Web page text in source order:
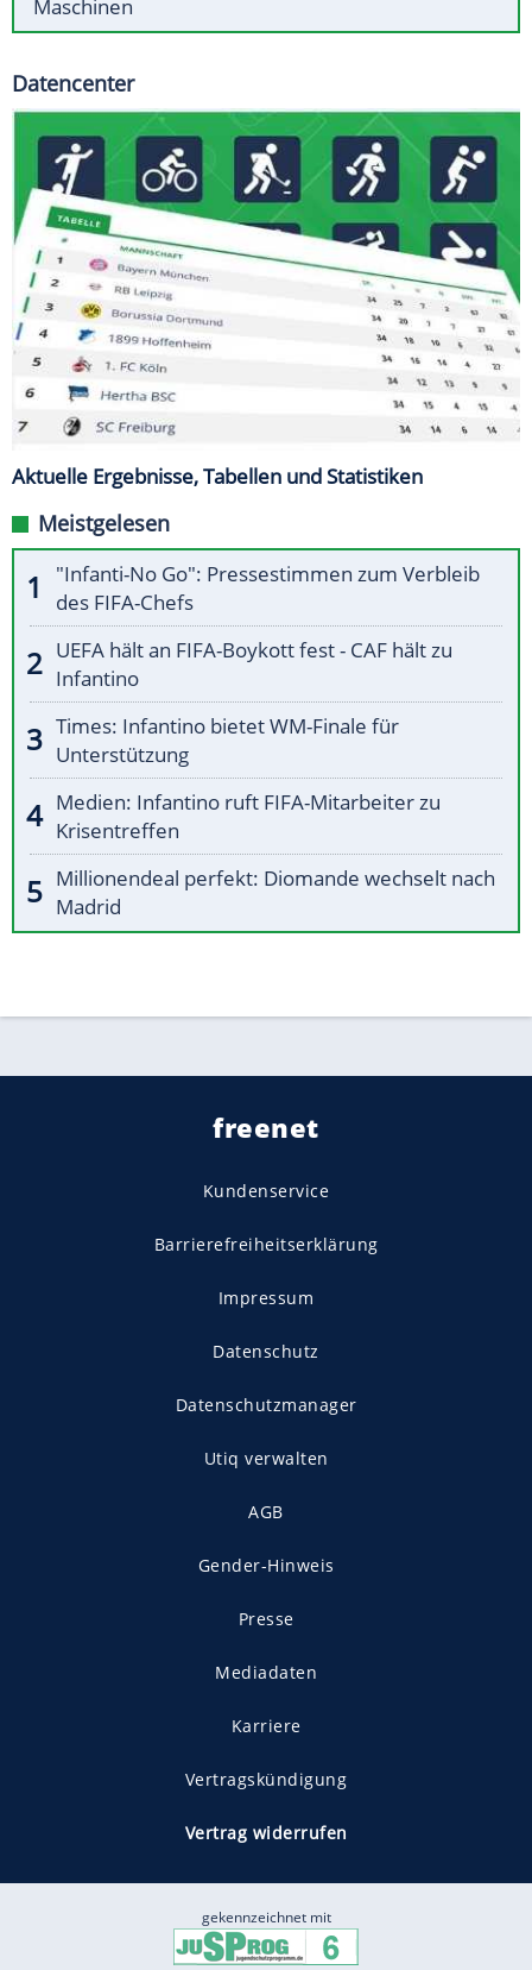
Maschinen
Datencenter
Aktuelle Ergebnisse, Tabellen und Statistiken
Meistgelesen
"Infanti-No Go": Pressestimmen zum Verbleib
des FIFA-Chefs
UEFA hält an FIFA-Boykott fest - CAF hält zu
Infantino
Times: Infantino bietet WM-Finale für
Unterstützung
Medien: Infantino ruft FIFA-Mitarbeiter zu
Krisentreffen
Millionendeal perfekt: Diomande wechselt nach
Madrid
freenet
Kundenservice
Barrierefreiheitserklärung
Impressum
Datenschutz
Datenschutzmanager
Utiq verwalten
AGB
Gender-Hinweis
Presse
Mediadaten
Karriere
Vertragskündigung
Vertrag widerrufen
gekennzeichnet mit